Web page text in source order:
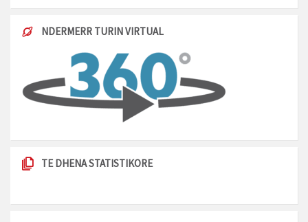
NDERMERR TURIN VIRTUAL
TE DHENA STATISTIKORE